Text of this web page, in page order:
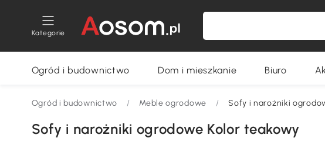
Kategorie
Ogród i budownictwo Dom i mieszkanie Biuro
Ogród i budownictwo / Meble ogrodowe / Sofy i narożniki
Sofy i narożniki ogrodowe Kolor teakowy